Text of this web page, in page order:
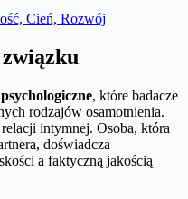
Cień, Rozwój
, które badacze
rodzajów osamotnienia.
intymnej. Osoba, która
doświadcza
a faktyczną jakością